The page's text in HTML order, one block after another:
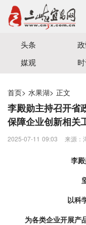
宜昌三峡融媒体中心
头条
媒观
首页> 水果湖> 正文
李殿勋主持召开省
保障企业创新相关
2025-07-11 09:03 来源：
李
以科
为各类企业开展产